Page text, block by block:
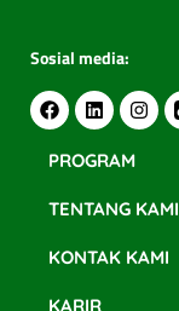
Sosial media:
PROGRAM
TENTANG KAMI
KONTAK KAMI
KARIR